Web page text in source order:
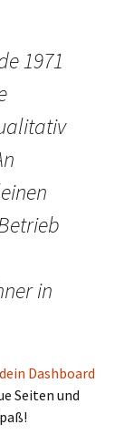
1971
in
dein Dashboard
Seiten und